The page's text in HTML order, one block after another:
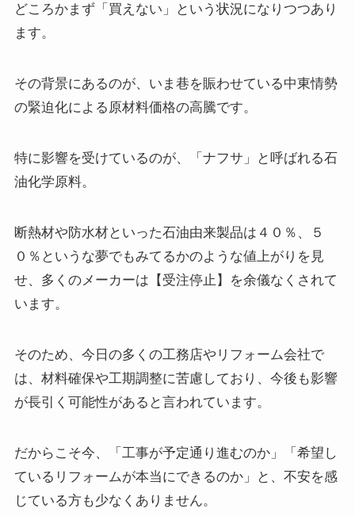
どころかまず「買えない」という状況になりつつあり
ます。
その背景にあるのが、いま巷を賑わせている中東情勢
の緊迫化による原材料価格の高騰です。
特に影響を受けているのが、「ナフサ」と呼ばれる石
油化学原料。
断熱材や防水材といった石油由来製品は４０％、５
０％というな夢でもみてるかのような値上がりを見
せ、多くのメーカーは【受注停止】を余儀なくされて
います。
そのため、今日の多くの工務店やリフォーム会社で
は、材料確保や工期調整に苦慮しており、今後も影響
が長引く可能性があると言われています。
だからこそ今、「工事が予定通り進むのか」「希望し
ているリフォームが本当にできるのか」と、不安を感
じている方も少なくありません。